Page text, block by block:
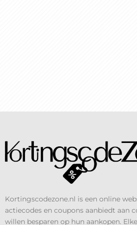
Kortingscodezone.nl is een online
actiecodes en coupons aanbiedt aan
willen besparen op hun aankopen.